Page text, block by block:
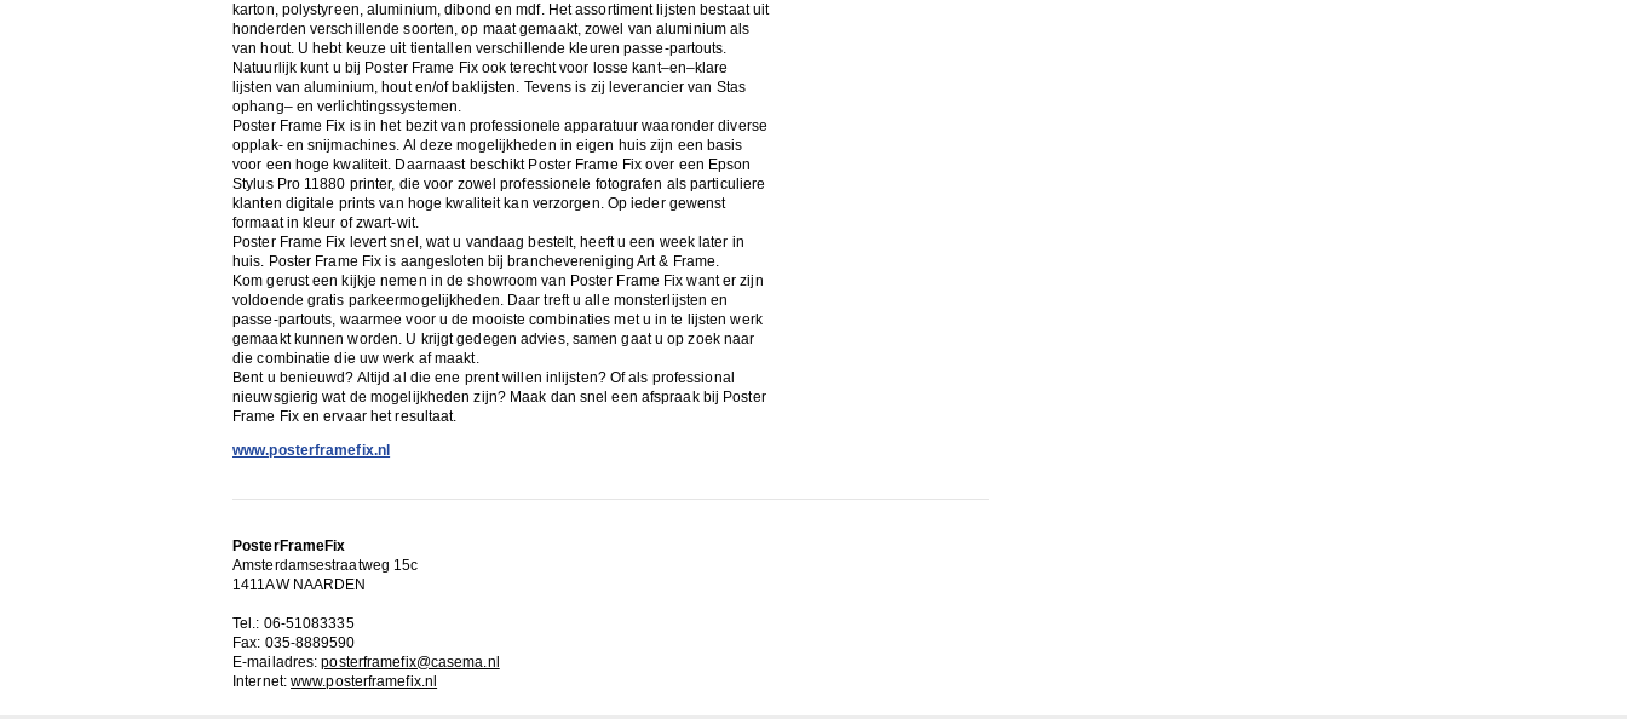
karton, polystyreen, aluminium, dibond en mdf. Het assortiment lijsten bestaat uit
honderden verschillende soorten, op maat gemaakt, zowel van aluminium als
van hout. U hebt keuze uit tientallen verschillende kleuren passe-partouts.
Natuurlijk kunt u bij Poster Frame Fix ook terecht voor losse kant–en–klare
lijsten van aluminium, hout en/of baklijsten. Tevens is zij leverancier van Stas
ophang– en verlichtingssystemen.
Poster Frame Fix is in het bezit van professionele apparatuur waaronder diverse
opplak- en snijmachines. Al deze mogelijkheden in eigen huis zijn een basis
voor een hoge kwaliteit. Daarnaast beschikt Poster Frame Fix over een Epson
Stylus Pro 11880 printer, die voor zowel professionele fotografen als particuliere
klanten digitale prints van hoge kwaliteit kan verzorgen. Op ieder gewenst
formaat in kleur of zwart-wit.
Poster Frame Fix levert snel, wat u vandaag bestelt, heeft u een week later in
huis. Poster Frame Fix is aangesloten bij branchevereniging Art & Frame.
Kom gerust een kijkje nemen in de showroom van Poster Frame Fix want er zijn
voldoende gratis parkeermogelijkheden. Daar treft u alle monsterlijsten en
passe-partouts, waarmee voor u de mooiste combinaties met u in te lijsten werk
gemaakt kunnen worden. U krijgt gedegen advies, samen gaat u op zoek naar
die combinatie die uw werk af maakt.
Bent u benieuwd? Altijd al die ene prent willen inlijsten? Of als professional
nieuwsgierig wat de mogelijkheden zijn? Maak dan snel een afspraak bij Poster
Frame Fix en ervaar het resultaat.
www.posterframefix.nl
PosterFrameFix
Amsterdamsestraatweg 15c
1411AW NAARDEN
Tel.: 06-51083335
Fax: 035-8889590
E-mailadres:posterframefix@casema.nl
Internet: www.posterframefix.nl